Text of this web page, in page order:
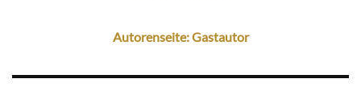
Autorenseite: Gastautor